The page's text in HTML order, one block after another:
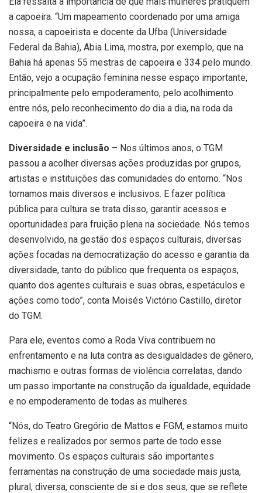
a capoeira. “Um mapeamento coordenado por uma amiga
nossa, a capoeirista e docente da Ufba (Universidade
Federal da Bahia), Abia Lima, mostra, por exemplo, que na
Bahia há apenas 55 mestras de capoeira e 334 pelo mundo.
Então, vejo a ocupação feminina nesse espaço importante,
principalmente pelo empoderamento, pelo acolhimento
entre nós, pelo reconhecimento do dia a dia, na roda da
capoeira e na vida”.
Diversidade e inclusão – Nos últimos anos, o TGM
passou a acolher diversas ações produzidas por grupos,
artistas e instituições das comunidades do entorno. “Nos
tornamos mais diversos e inclusivos. E fazer política
pública para cultura se trata disso, garantir acessos e
oportunidades para fruição plena na sociedade. Nós temos
desenvolvido, na gestão dos espaços culturais, diversas
ações focadas na democratização do acesso e garantia da
diversidade, tanto do público que frequenta os espaços,
quanto dos agentes culturais e suas obras, espetáculos e
ações como todo”, conta Moisés Victório Castillo, diretor
do TGM.
Para ele, eventos como a Roda Viva contribuem no
enfrentamento e na luta contra as desigualdades de gênero,
machismo e outras formas de violência correlatas, dando
um passo importante na construção da igualdade, equidade
e no empoderamento de todas as mulheres.
“Nós, do Teatro Gregório de Mattos e FGM, estamos muito
felizes e realizados por sermos parte de todo esse
movimento. Os espaços culturais são importantes
ferramentas na construção de uma sociedade mais justa,
plural, diversa, consciente de si e dos seus, que se reflete